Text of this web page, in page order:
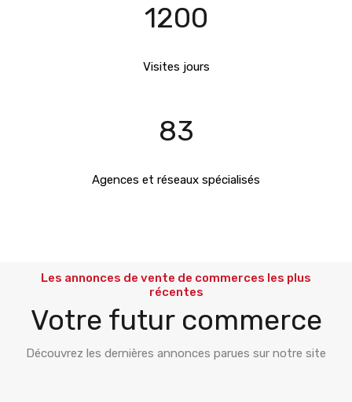
1200
Visites jours
83
Agences et réseaux spécialisés
Les annonces de vente de commerces les plus
récentes
Votre futur commerce
Découvrez les dernières annonces parues sur notre site